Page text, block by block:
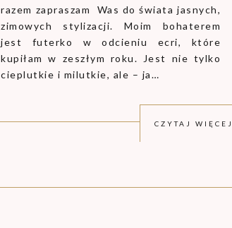
razem zapraszam Was do świata jasnych,
zimowych stylizacji. Moim bohaterem
jest futerko w odcieniu ecri, które
kupiłam w zeszłym roku. Jest nie tylko
cieplutkie i milutkie, ale – ja…
CZYTAJ WIĘCEJ